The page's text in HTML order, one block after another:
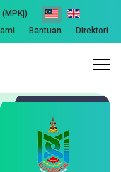
Bantuan Direktori